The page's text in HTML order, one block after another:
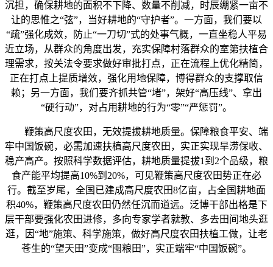
沉担，确保耕地的面积不下降、数量不削减，时辰绷紧一亩不
让的思惟之“弦”，当好耕地的“守护者”。一方面，我们要以
“疏”强化成效，防止“一刀切”式的处事气概，一直坐稳人平易
近立场，从群众的角度出发，充实保障村落群众的室第扶植合
理需求，按关法令要求做好审批打点，正在流程上优化精简，
正在打点上提质增效，强化用地保障，博得群众的支撑取信
赖；另一方面，我们要齐抓共管“堵”，架好“高压线”、拿出
“硬行动”，对占用耕地的行为“零”“严惩罚”。
鞭策高尺度农田，无效提拔耕地质量。保障粮食平安、端
牢中国饭碗，必需加速扶植高尺度农田，实正实现旱涝保收、
稳产高产。按照科学数据评估，耕地质量提拔1到2个品级，粮
食产能平均提高10%到20%，可见鞭策高尺度农田势正在必
行。截至岁尾，全国已建成高尺度农田8亿亩，占全国耕地面
积40%，鞭策高尺度农田仍然任沉而道远。泛博干部出格是下
层干部要强化农田进修，多向专家学者就教、多去田间地头逛
逛，因“地”施策、科学施策，做好高尺度农田扶植工做，让老
苍生的“望天田”变成“囤粮田”，实正端牢“中国饭碗”。